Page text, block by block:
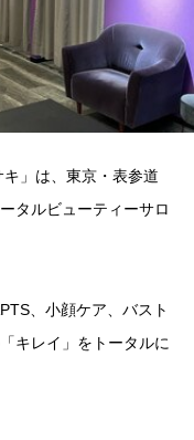
」は、東京・表参道
タルビューティーサロ
、小顔ケア、バスト
キレイ」をトータルに